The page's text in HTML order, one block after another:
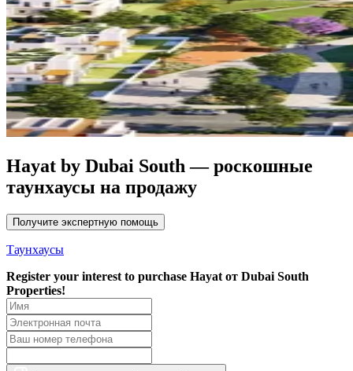
Hayat by Dubai South — роскошные
таунхаусы на продажу
Получите экспертную помощь
Таунхаусы
Register your interest to purchase Hayat от Dubai South
Properties!